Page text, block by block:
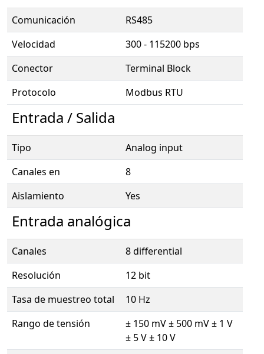
Comunicación
RS485
Velocidad
300 - 115200 bps
Conector
Terminal Block
Protocolo
Modbus RTU
Entrada / Salida
Tipo
Analog input
Canales en
8
Aislamiento
Yes
Entrada analógica
Canales
8 differential
Resolución
12 bit
Tasa de muestreo total
10 Hz
Rango de tensión
± 150 mV ± 500 mV ± 1 V
± 5 V ± 10 V